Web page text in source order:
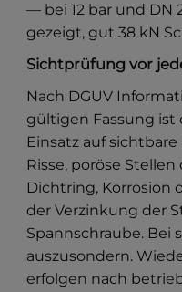
— bei 12 bar und DN
gezeigt, gut 38 kN
Sichtprüfung vor
Nach DGUV
gültigen Fassung ist
Einsatz auf
Risse, poröse
Dichtring, Korrosion
der Verzinkung der
Spannschraube. Bei
auszusondern.
erfolgen nach